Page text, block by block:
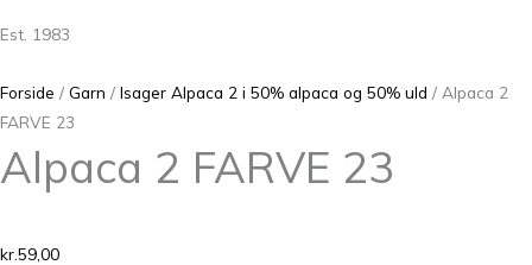
Est. 1983
Forside / Garn / Isager Alpaca 2 i 50% alpaca og 50% uld / Alpaca 2
FARVE 23
Alpaca 2 FARVE 23
kr.59,00